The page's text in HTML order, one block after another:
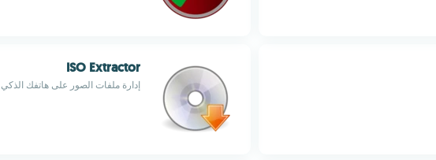
ISO Extractor
إدارة ملفات الصور على هاتفك الذكي